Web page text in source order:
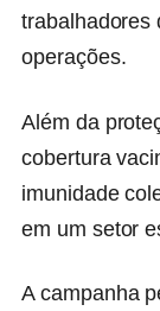
trabalhadores
operações.
Além da
cobertura
imunidade
em um setor
A campanha